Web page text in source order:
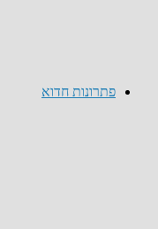
פתרונות חדוא